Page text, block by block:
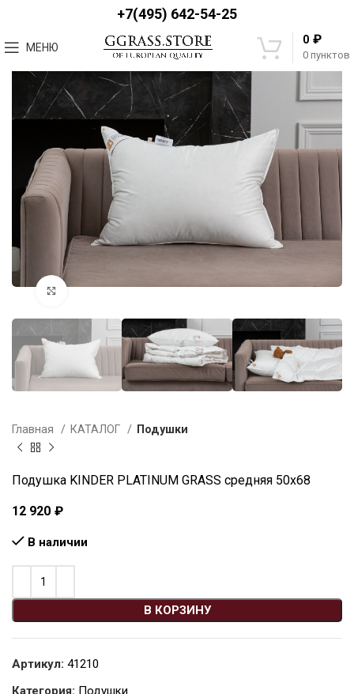
+7(495) 642-54-25
МЕНЮ
0 пунктов
0 ₽
Увеличить
Главная КАТАЛОГ Подушки
Подушка KINDER PLATINUM GRASS средняя 50х68
12 920 ₽
В наличии
В КОРЗИНУ
Артикул: 41210
Категория: Подушки